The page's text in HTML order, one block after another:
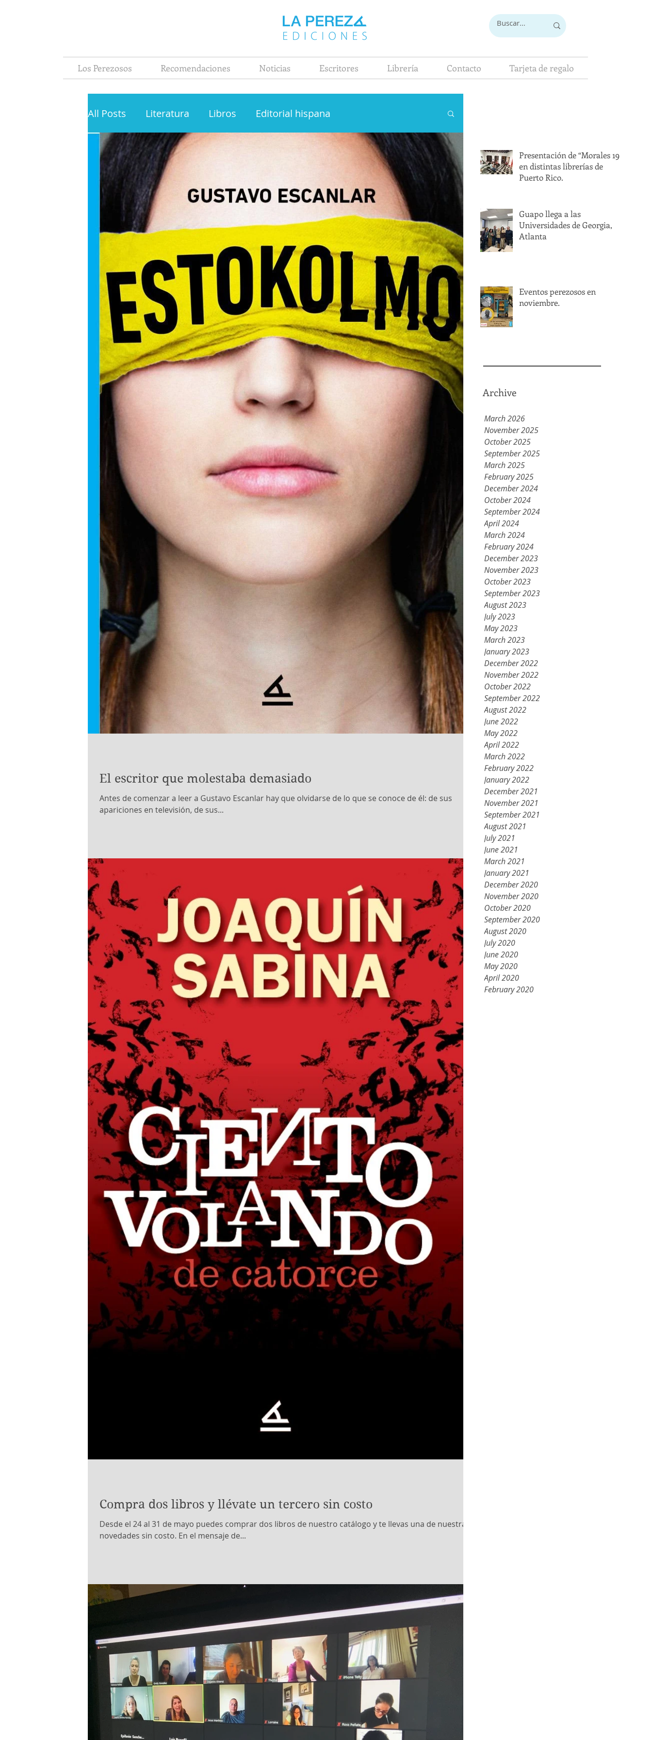
Los Perezosos Recomendaciones Noticias Escritores Librería Contacto Tarjeta de regalo
Presentación de “Morales 19”
en distintas librerías de
Puerto Rico.
Guapo llega a las
Universidades de Georgia,
Atlanta
Eventos perezosos en
noviembre.
Archive
March 2026
November 2025
October 2025
September 2025
March 2025
February 2025
December 2024
October 2024
September 2024
April 2024
March 2024
February 2024
December 2023
November 2023
October 2023
September 2023
August 2023
July 2023
May 2023
March 2023
January 2023
December 2022
November 2022
October 2022
September 2022
August 2022
June 2022
May 2022
April 2022
March 2022
February 2022
January 2022
December 2021
November 2021
September 2021
August 2021
July 2021
June 2021
March 2021
January 2021
December 2020
November 2020
October 2020
September 2020
August 2020
July 2020
June 2020
May 2020
April 2020
February 2020
All Posts Literatura Libros Editorial hispana
La Pereza Ediciones Ciento volando de catorce
El escritor que molestaba demasiado
Antes de comenzar a leer a Gustavo Escanlar hay que olvidarse de lo que se conoce de él: de sus
apariciones en televisión, de sus...
Compra dos libros y llévate un tercero sin costo
Desde el 24 al 31 de mayo puedes comprar dos libros de nuestro catálogo y te llevas una de nuestras
novedades sin costo. En el mensaje de...